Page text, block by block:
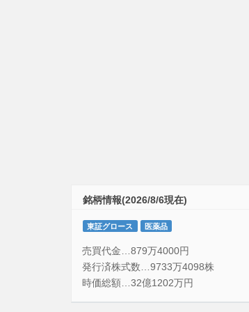
銘柄情報(2026/8/6現在)
東証グロース 医薬品
売買代金…879万4000円
発行済株式数…9733万4098株
時価総額…32億1202万円